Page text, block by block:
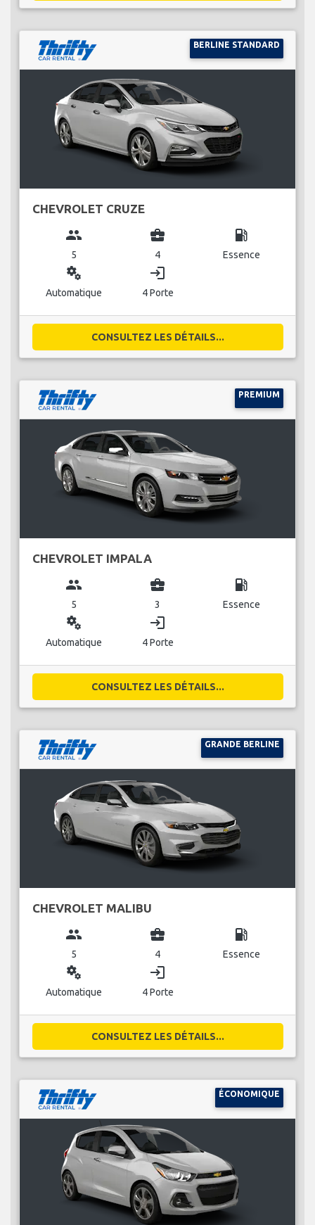
BERLINE STANDARD
CHEVROLET CRUZE
group
5
business_center
4
local_gas_station
Essence
miscellaneous_services
Automatique
login
4 Porte
CONSULTEZ LES DÉTAILS...
PREMIUM
CHEVROLET IMPALA
group
5
business_center
3
local_gas_station
Essence
miscellaneous_services
Automatique
login
4 Porte
CONSULTEZ LES DÉTAILS...
GRANDE BERLINE
CHEVROLET MALIBU
group
5
business_center
4
local_gas_station
Essence
miscellaneous_services
Automatique
login
4 Porte
CONSULTEZ LES DÉTAILS...
ÉCONOMIQUE